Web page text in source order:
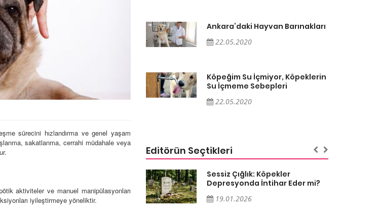
sürecini hızlandırma ve genel yaşam
sakatlanma, cerrahi müdahale veya
aktiviteler ve manuel manipülasyonları
iyileştirmeye yöneliktir.
Ankara’daki Hayvan Barınakları
22.05.2020
Köpeğim Su İçmiyor, Köpeklerin
Su İçmeme Sebepleri
22.05.2020
Ankara’daki Hayvan Barınakları
22.05.2020
Köpeğim Su İçmiyor, Köpeklerin
Su İçmeme Sebepleri
22.05.2020
Editörün Seçtikleri
15.10.2025
Sessiz Çığlık: Köpekler
Depresyonda İntihar Eder mi?
19.01.2026